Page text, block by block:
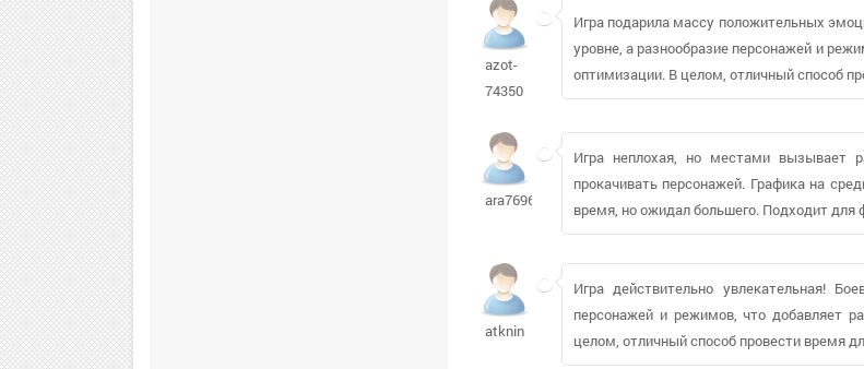
azot-
74350
Игра подарила массу положительных
уровне, а разнообразие персонажей и
оптимизации. В целом, отличный способ
ara76968
Игра неплохая, но местами вызывает
прокачивать персонажей. Графика на
время, но ожидал большего. Подходит для
atknin
Игра действительно увлекательная!
персонажей и режимов, что добавляет
целом, отличный способ провести время